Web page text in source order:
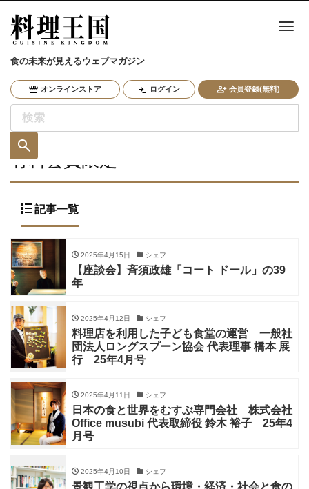
食の未来が見えるウェブマガジン
オンラインストア ログイン 会員登録(無料)
ナ
有料会員限定
記事一覧
2025年4月15日 シェフ
【座談会】斉須政雄「コート ドール」の39
年
2025年4月12日 シェフ
料理店を利用した子ども食堂の運営 一般社
団法人ロングスプーン協会 代表理事 橋本 展
行 25年4月号
2025年4月11日 シェフ
日本の食と世界をむすぶ専門会社 株式会社
Office musubi 代表取締役 鈴木 裕子 25年4
月号
2025年4月10日 シェフ
景観工学の視点から環境・経済・社会と食の